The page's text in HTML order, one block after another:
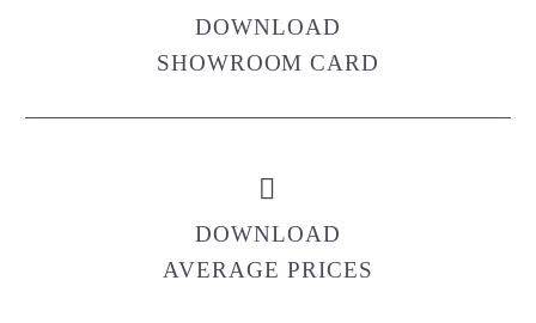
DOWNLOAD
SHOWROOM CARD


DOWNLOAD
AVERAGE PRICES